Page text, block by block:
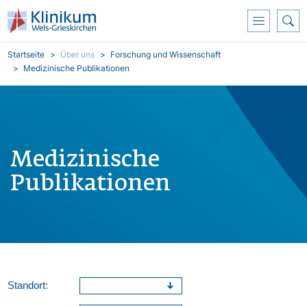
Direkt zum Inhalt
Pfadnavigation
Startseite Über uns
Forschung und Wissenschaft
Medizinische Publikationen
Medizinische
Publikationen
Standort: